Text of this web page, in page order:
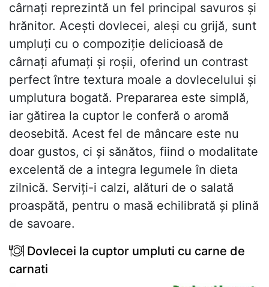
cârnați reprezintă un fel principal savuros și
hrănitor. Acești dovlecei, aleși cu grijă, sunt
umpluți cu o compoziție delicioasă de
cârnați afumați și roșii, oferind un contrast
perfect între textura moale a dovlecelului și
umplutura bogată. Prepararea este simplă,
iar gătirea la cuptor le conferă o aromă
deosebită. Acest fel de mâncare este nu
doar gustos, ci și sănătos, fiind o modalitate
excelentă de a integra legumele în dieta
zilnică. Serviți-i calzi, alături de o salată
proaspătă, pentru o masă echilibrată și plină
de savoare.
Dovlecei la cuptor umpluti cu carne de
carnati